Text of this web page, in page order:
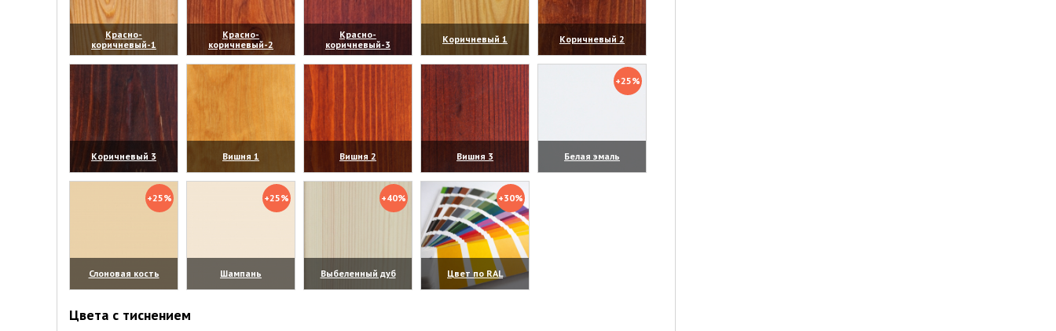
Красно-
коричневый-1
(увеличить)
Красно-
коричневый-2
(увеличить)
Красно-
коричневый-3
(увеличить)
Коричневый 1
(увеличить)
Коричневый 2
(увеличить)
Коричневый 3
(увеличить)
Вишня 1
(увеличить)
Вишня 2
(увеличить)
Вишня 3
(увеличить)
+25%
Белая эмаль
(увеличить)
+25%
Слоновая кость
(увеличить)
+25%
Шампань
(увеличить)
+40%
Выбеленный дуб
(увеличить)
+30%
Цвет по RAL
(увеличить)
Цвета с тиснением